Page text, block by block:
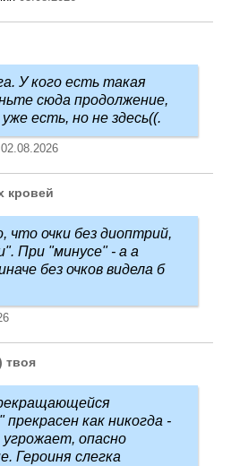
У кого есть такая
сюда продолжение,
есть, но не здесь((.
02.08.2026
кровей
что очки без диоптрий,
При "минусе" - а а
без очков видела б
твоя
как никогда -
опасно
Героиня слегка